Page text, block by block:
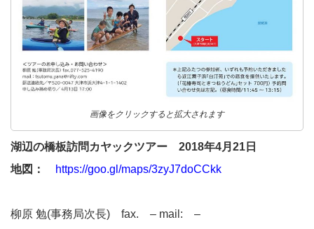
画像をクリックすると拡大されます
湖辺の橋板訪問カヤックツアー 2018年4月21日
地図：
https://goo.gl/maps/3zyJ7doCCkk
柳原 勉(事務局次長) fax. – mail: –